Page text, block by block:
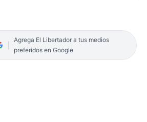
Agrega El Libertador a tus medios
preferidos en Google